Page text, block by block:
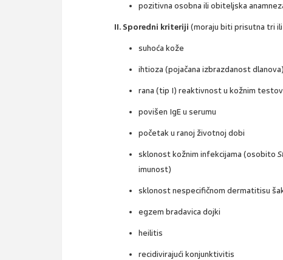
pozitivna osobna ili obiteljska
II. Sporedni kriteriji (moraju biti prisutna tri
suhoća kože
ihtioza (pojačana izbrazdanost
rana (tip I) reaktivnost u kožnim
povišen IgE u serumu
početak u ranoj životnoj dobi
sklonost kožnim infekcijama (osobito
imunost)
sklonost nespecifičnom dermatitisu
egzem bradavica dojki
heilitis
recidivirajući konjunktivitis